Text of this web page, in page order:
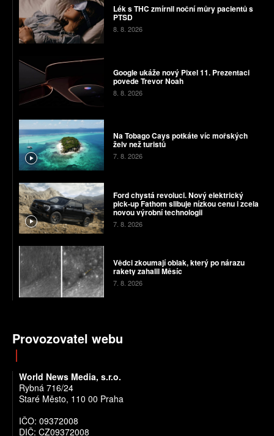
Lék s THC zmírnil noční můry pacientů s
PTSD
8. 8. 2026
Google ukáže nový Pixel 11. Prezentaci
povede Trevor Noah
8. 8. 2026
Na Tobago Cays potkáte víc mořských
želv než turistů
7. 8. 2026
Ford chystá revoluci. Nový elektrický
pick-up Fathom slibuje nízkou cenu i zcela
novou výrobní technologii
7. 8. 2026
Vědci zkoumají oblak, který po nárazu
rakety zahalil Měsíc
7. 8. 2026
Provozovatel webu
World News Media, s.r.o.
Rybná 716/24
Staré Město, 110 00 Praha
IČO: 09372008
DIČ: CZ09372008